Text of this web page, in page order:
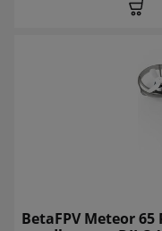
BetaFPV Meteor